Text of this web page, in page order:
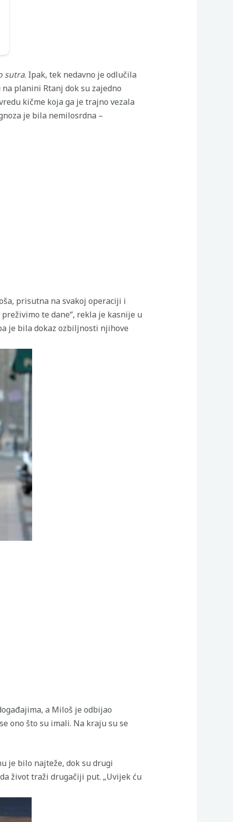
sutra. Ipak, tek nedavno je odlučila
planini Rtanj dok su zajedno
kičme koja ga je trajno vezala
je bila nemilosrdna –
prisutna na svakoj operaciji i
te dane“, rekla je kasnije u
je bila dokaz ozbiljnosti njihove
a Miloš je odbijao
ono što su imali. Na kraju su se
je bilo najteže, dok su drugi
život traži drugačiji put. „Uvijek ću